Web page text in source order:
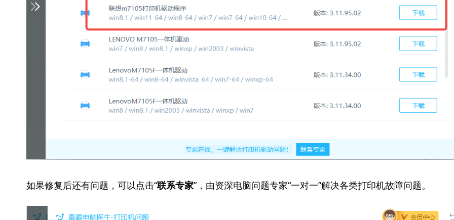
如果修复后还有问题，可以点击“联系专家”，由资深电脑问题专家“一对一”解决各类打印机故障问题。